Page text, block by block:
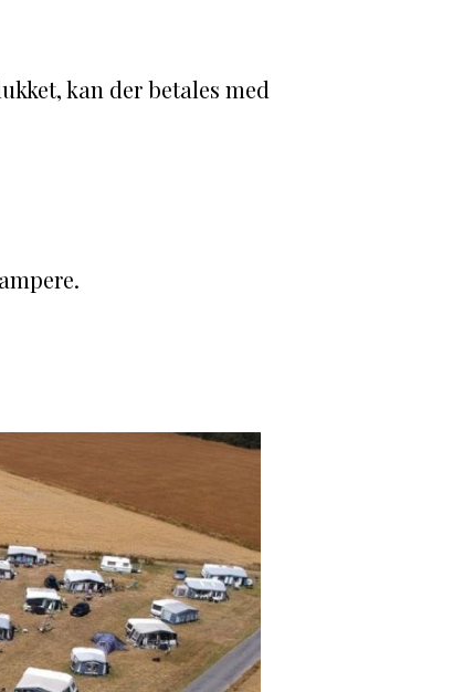
kan der betales med